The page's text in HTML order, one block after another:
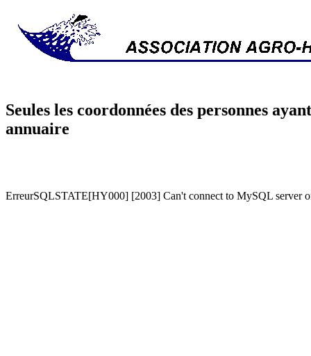
Seules les coordonnées des personnes
annuaire
ErreurSQLSTATE[HY000] [2003] Can't connect to MySQL server